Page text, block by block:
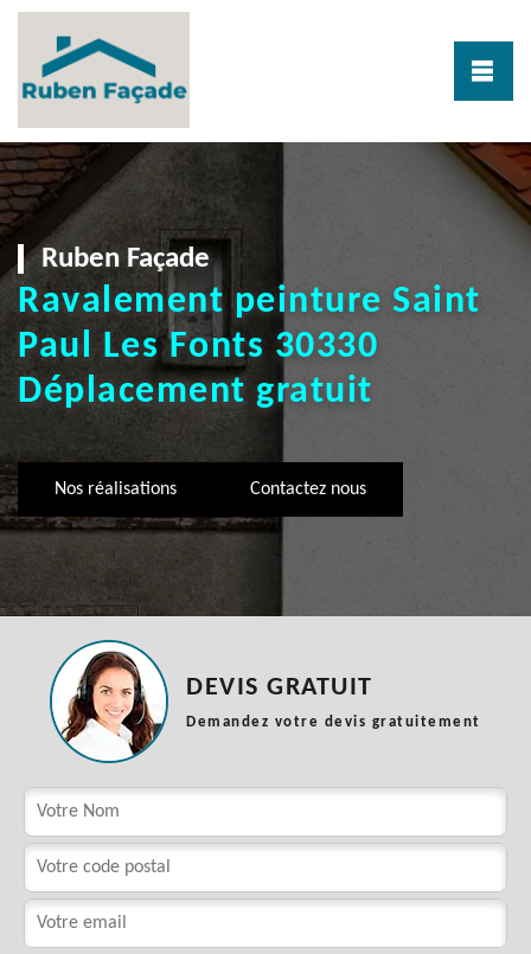
Ruben Façade
Ravalement peinture Saint
Paul Les Fonts 30330
Déplacement gratuit
Nos réalisations Contactez nous
DEVIS GRATUIT
Demandez votre devis gratuitement